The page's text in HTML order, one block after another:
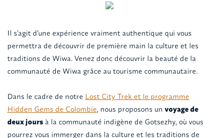
Il s'agit d'une expérience vraiment authentique qui vous
permettra de découvrir de première main la culture et les
traditions de Wiwa. Venez donc découvrir la beauté de la
communauté de Wiwa grâce au tourisme communautaire.
Dans le cadre de notre Lost City Trek et le programme
Hidden Gems de Colombie, nous proposons un voyage de
deux joursà la communauté indigène de Gotsezhy, où vous
pourrez vous immerger dans la culture et les traditions de